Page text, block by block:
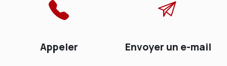
Appeler Envoyer un e-mail